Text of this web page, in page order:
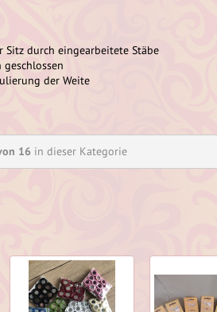
Sitz durch eingearbeitete Stäbe
der Weite
16 in dieser Kategorie